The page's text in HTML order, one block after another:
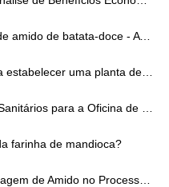
de processamento de amido de pequeno e médio porte
planta de processamento de amido?
da Usina de Processamento de Amido de Mandioca
farinha de mandioca?
no Processamento de Batata e Araruta